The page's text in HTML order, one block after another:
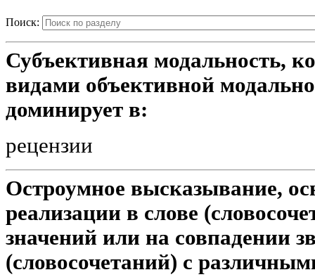
Поиск:
Субъективная модальность,
видами объективной
доминирует в:
рецензии
Остроумное высказывание,
реализации в слове
значений или на совпадении
(словосочетаний) с